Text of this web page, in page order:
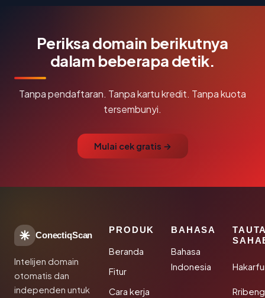
Periksa domain berikutnya
dalam beberapa detik.
Tanpa pendaftaran. Tanpa kartu kredit. Tanpa kuota
tersembunyi.
Mulai cek gratis →
ConectiqScan
Intelijen domain
otomatis dan
independen untuk
PRODUK
Beranda
Fitur
Cara kerja
BAHASA
Bahasa
Indonesia